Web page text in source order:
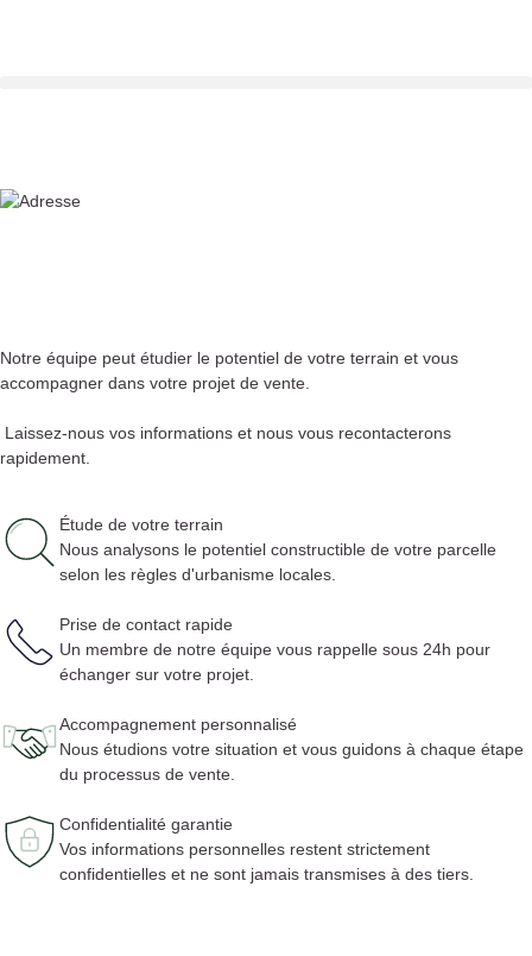
Notre équipe peut étudier le potentiel de votre terrain et vous
accompagner dans votre projet de vente.
Laissez-nous vos informations et nous vous recontacterons
rapidement.
Étude de votre terrain
Nous analysons le potentiel constructible de votre parcelle
selon les règles d'urbanisme locales.
Prise de contact rapide
Un membre de notre équipe vous rappelle sous 24h pour
échanger sur votre projet.
Accompagnement personnalisé
Nous étudions votre situation et vous guidons à chaque étape
du processus de vente.
Confidentialité garantie
Vos informations personnelles restent strictement
confidentielles et ne sont jamais transmises à des tiers.